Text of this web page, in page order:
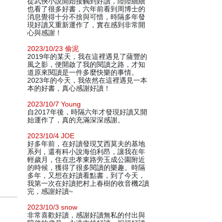
也看了很多好書，六年前看到周博士的
消息覺得十分不捨與可惜，時隔多年發
現好讀又重新運作了，實在感到非常開
心與感謝！
2023/10/23 偷泥
2019年的某天，我在這裡遇見了薩豐的
風之影，便開啟了我的閱讀之路，才知
道原來閱讀是一件多麼快樂的事情。
2023年的今天，我依然在這裡遇見一本
本的好書，真心感謝好讀！
2023/10/7 Young
自2017年後，時隔六年才發現好讀又開
始運作了，真的充滿深深感謝。
2023/10/4 JOE
好多年前，在好讀發現艾西莫夫的基地
系列，還有科小說海伯利昂，讓我在年
輕歲月，住在忠孝東路旁玉成公園附近
的時候，獲得了很多閱讀的樂趣。時隔
多年，又想在好讀看點書，到了今天，
我第一次在好讀把村上春樹的收音機2讀
完，感謝好讀~
2023/10/3 snow
非常喜歡好讀，感謝好讀無私的付出與